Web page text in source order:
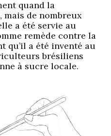
quand la
mais de nombreux
a été servie au
remède contre la
qu’il a été inventé au
brésiliens
à sucre locale.